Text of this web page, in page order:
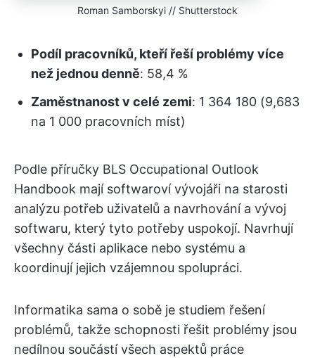
Roman Samborskyi // Shutterstock
Podíl pracovníků, kteří řeší problémy více
než jednou denně: 58,4 %
Zaměstnanost v celé zemi: 1 364 180 (9,683
na 1 000 pracovních míst)
Podle příručky BLS Occupational Outlook
Handbook mají softwaroví vývojáři na starosti
analýzu potřeb uživatelů a navrhování a vývoj
softwaru, který tyto potřeby uspokojí. Navrhují
všechny části aplikace nebo systému a
koordinují jejich vzájemnou spolupráci.
Informatika sama o sobě je studiem řešení
problémů, takže schopnosti řešit problémy jsou
nedílnou součástí všech aspektů práce